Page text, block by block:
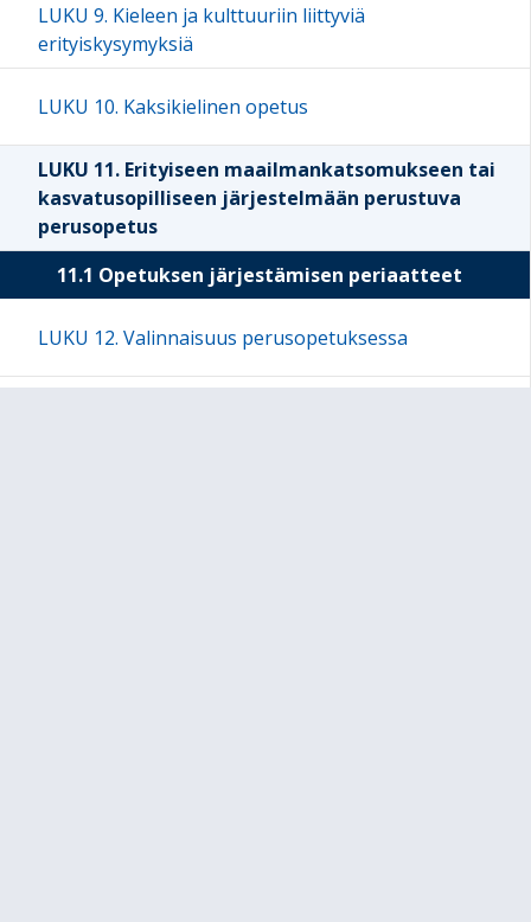
LUKU 9. Kieleen ja kulttuuriin liittyviä
erityiskysymyksiä
LUKU 10. Kaksikielinen opetus
LUKU 11. Erityiseen maailmankatsomukseen tai
kasvatusopilliseen järjestelmään perustuva
perusopetus
11.1 Opetuksen järjestämisen periaatteet
LUKU 12. Valinnaisuus perusopetuksessa